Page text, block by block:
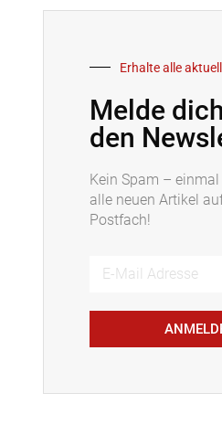
Erhalte alle
Melde
den
Kein Spam –
alle neuen Artikel
Postfach!